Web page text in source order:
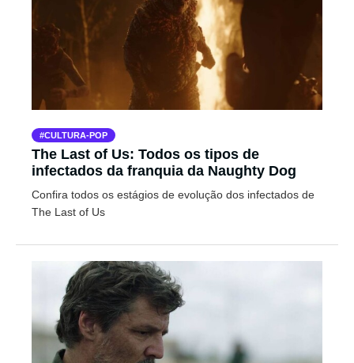
CULTURA-POP
The Last of Us: Todos os tipos de
infectados da franquia da Naughty Dog
Confira todos os estágios de evolução dos infectados de
The Last of Us